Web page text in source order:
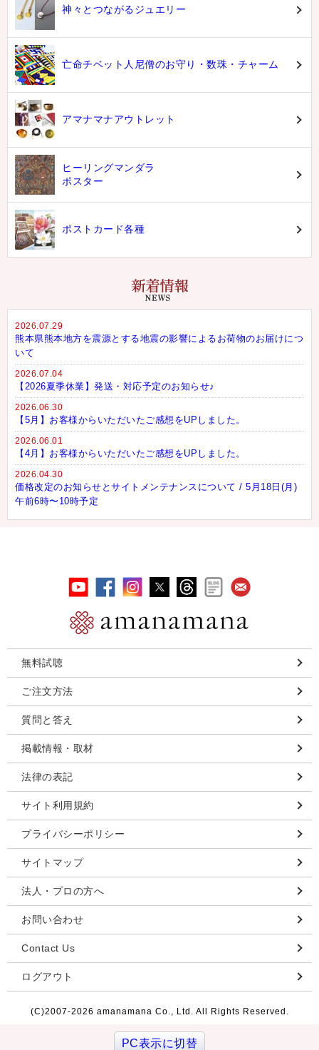
神々とつながるジュエリー
亡命チベット人尼僧のお守り・数珠・チャーム
アマナマナアウトレット
ヒーリングマンダラ
ポスター
ポストカード各種
2026.07.29
熊本県熊本地方を震源とする地震の影響によるお荷物のお届けにつ
いて
2026.07.04
【2026夏季休業】発送・対応予定のお知らせ♪
2026.06.30
【5月】お客様からいただいたご感想をUPしました。
2026.06.01
【4月】お客様からいただいたご感想をUPしました。
2026.04.30
価格改定のお知らせとサイトメンテナンスについて / 5月18日(月)
午前6時〜10時予定
無料試聴
ご注文方法
質問と答え
掲載情報・取材
法律の表記
サイト利用規約
プライバシーポリシー
サイトマップ
法人・プロの方へ
お問い合わせ
Contact Us
ログアウト
(C)2007-2026 amanamana Co., Ltd. All Rights Reserved.
PC表示に切替